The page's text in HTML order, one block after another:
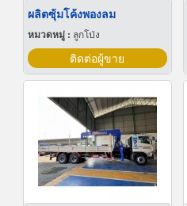
ผลิตซุ้มโค้งพองลม
หมวดหมู่ : ลูกโป่ง
ติดต่อผู้ขาย